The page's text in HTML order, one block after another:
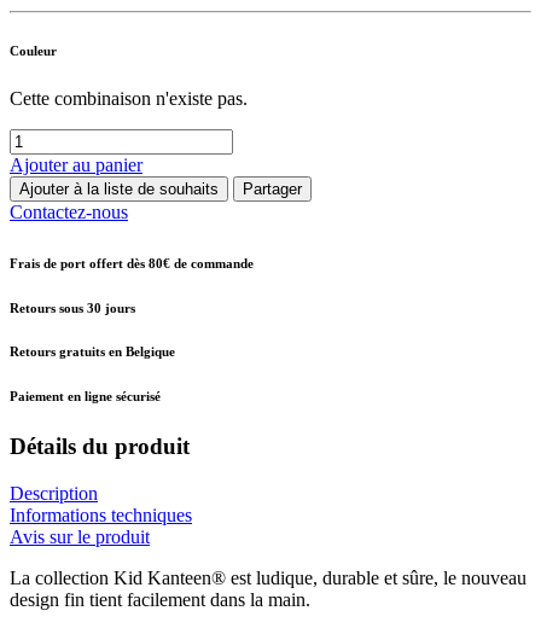
Couleur
Cette combinaison n'existe pas.
Ajouter au panier
Ajouter à la liste de souhaits Partager
Contactez-nous
Frais de port offert dès 80€ de commande
Retours sous 30 jours
Retours gratuits en Belgique
Paiement en ligne sécurisé
Détails du produit
Description
Informations techniques
Avis sur le produit
La collection Kid Kanteen® est ludique, durable et sûre, le nouveau
design fin tient facilement dans la main.